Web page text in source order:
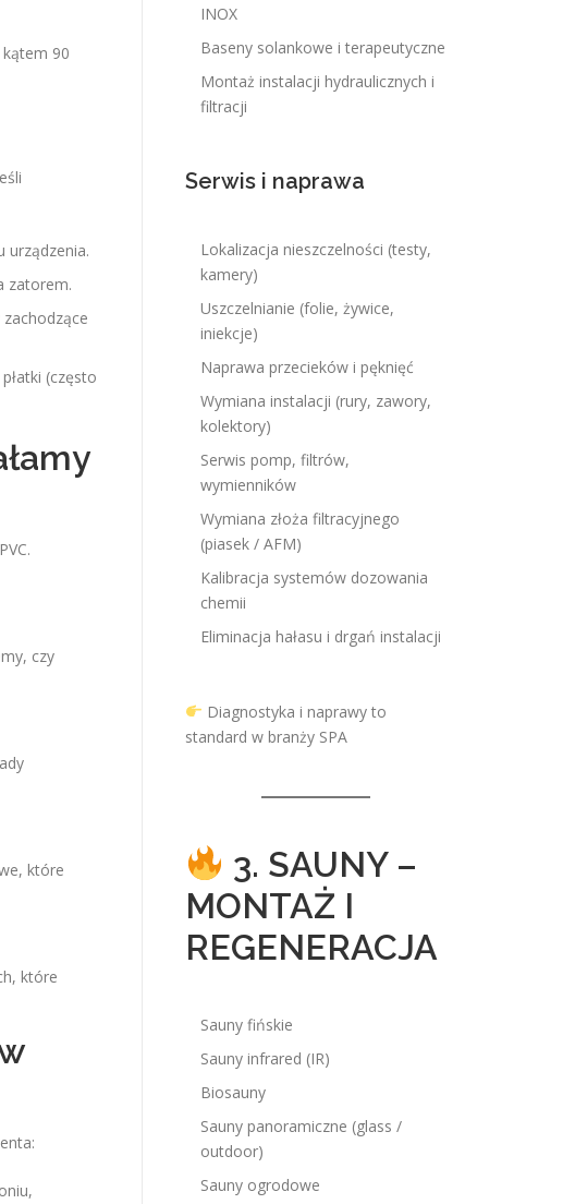
90
urządzenia.
zatorem.
(często
czy
które
które
INOX
Baseny solankowe i terapeutyczne
Montaż instalacji hydraulicznych i
filtracji
Serwis i naprawa
Lokalizacja nieszczelności (testy,
kamery)
Uszczelnianie (folie, żywice,
iniekcje)
Naprawa przecieków i pęknięć
Wymiana instalacji (rury, zawory,
kolektory)
Serwis pomp, filtrów,
wymienników
Wymiana złoża filtracyjnego
(piasek / AFM)
Kalibracja systemów dozowania
chemii
Eliminacja hałasu i drgań instalacji
Diagnostyka i naprawy to
standard w branży SPA
3. SAUNY –
MONTAŻ I
REGENERACJA
Sauny fińskie
Sauny infrared (IR)
Biosauny
Sauny panoramiczne (glass /
outdoor)
Sauny ogrodowe